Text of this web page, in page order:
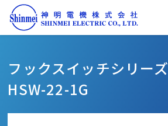
フックスイッチシリーズ
HSW-22-1G